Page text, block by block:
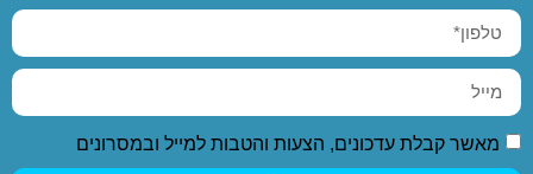
מאשר קבלת עדכונים, הצעות והטבות למייל ובמסרונים